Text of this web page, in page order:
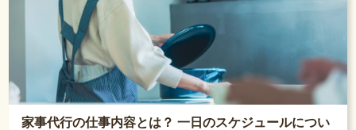
家事代行の仕事内容とは？ 一日のスケジュールについ